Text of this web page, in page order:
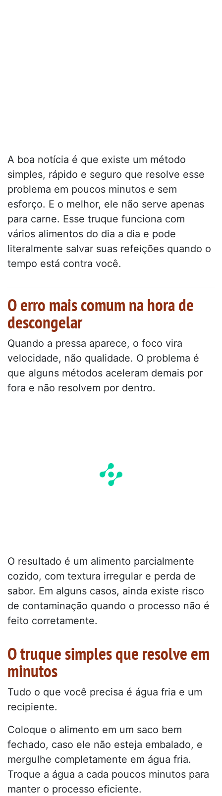
A boa notícia é que existe um método
simples, rápido e seguro que resolve esse
problema em poucos minutos e sem
esforço. E o melhor, ele não serve apenas
para carne. Esse truque funciona com
vários alimentos do dia a dia e pode
literalmente salvar suas refeições quando o
tempo está contra você.
O erro mais comum na hora de
descongelar
Quando a pressa aparece, o foco vira
velocidade, não qualidade. O problema é
que alguns métodos aceleram demais por
fora e não resolvem por dentro.
O resultado é um alimento parcialmente
cozido, com textura irregular e perda de
sabor. Em alguns casos, ainda existe risco
de contaminação quando o processo não é
feito corretamente.
O truque simples que resolve em
minutos
Tudo o que você precisa é água fria e um
recipiente.
Coloque o alimento em um saco bem
fechado, caso ele não esteja embalado, e
mergulhe completamente em água fria.
Troque a água a cada poucos minutos para
manter o processo eficiente.